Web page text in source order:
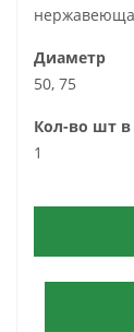
Диаметр
50, 75
Кол-во шт в
1